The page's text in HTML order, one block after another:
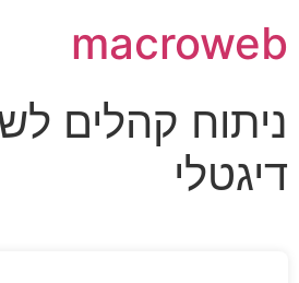
macroweb
ניתוח קהלים
דיגטלי